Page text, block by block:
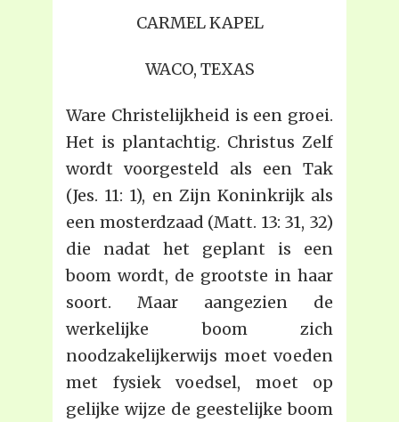
CARMEL KAPEL
WACO, TEXAS
Ware Christelijkheid is een groei.
Het is plantachtig. Christus Zelf
wordt voorgesteld als een Tak
(Jes. 11: 1), en Zijn Koninkrijk als
een mosterdzaad (Matt. 13: 31, 32)
die nadat het geplant is een
boom wordt, de grootste in haar
soort. Maar aangezien de
werkelijke boom zich
noodzakelijkerwijs moet voeden
met fysiek voedsel, moet op
gelijke wijze de geestelijke boom